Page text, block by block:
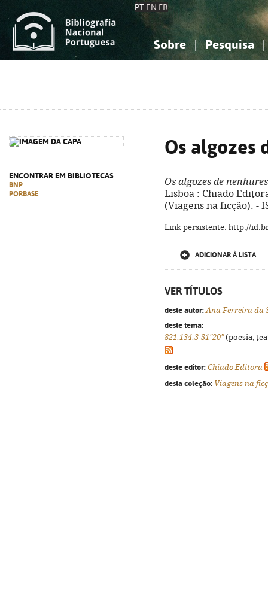
PT EN FR
Sobre Pesquisa
ENCONTRAR EM BIBLIOTECAS
BNP
PORBASE
Os algozes
Os algozes de nenhures
Lisboa : Chiado
(Viagens na ficção). -
Link persistente: http://
ADICIONAR À LISTA
VER TÍTULOS
deste autor: Ana Ferreira da
deste tema:
821.134.3-31"20"(poesia,
deste editor: Chiado Editora
desta coleção: Viagens na